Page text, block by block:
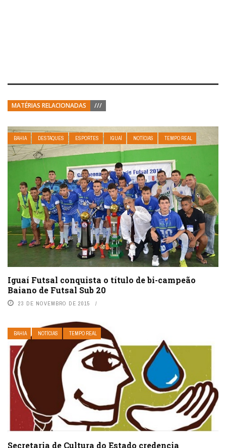
MATÉRIAS RELACIONADAS ///
BAHIA DESTAQUES ESPORTES IGUAÍ NOTÍCIAS TEMPO REAL
Iguaí Futsal conquista o título de bi-campeão
Baiano de Futsal Sub 20
23 DE NOVEMBRO DE 2015
BAHIA NOTÍCIAS TEMPO REAL
Secretaria de Cultura do Estado credencia